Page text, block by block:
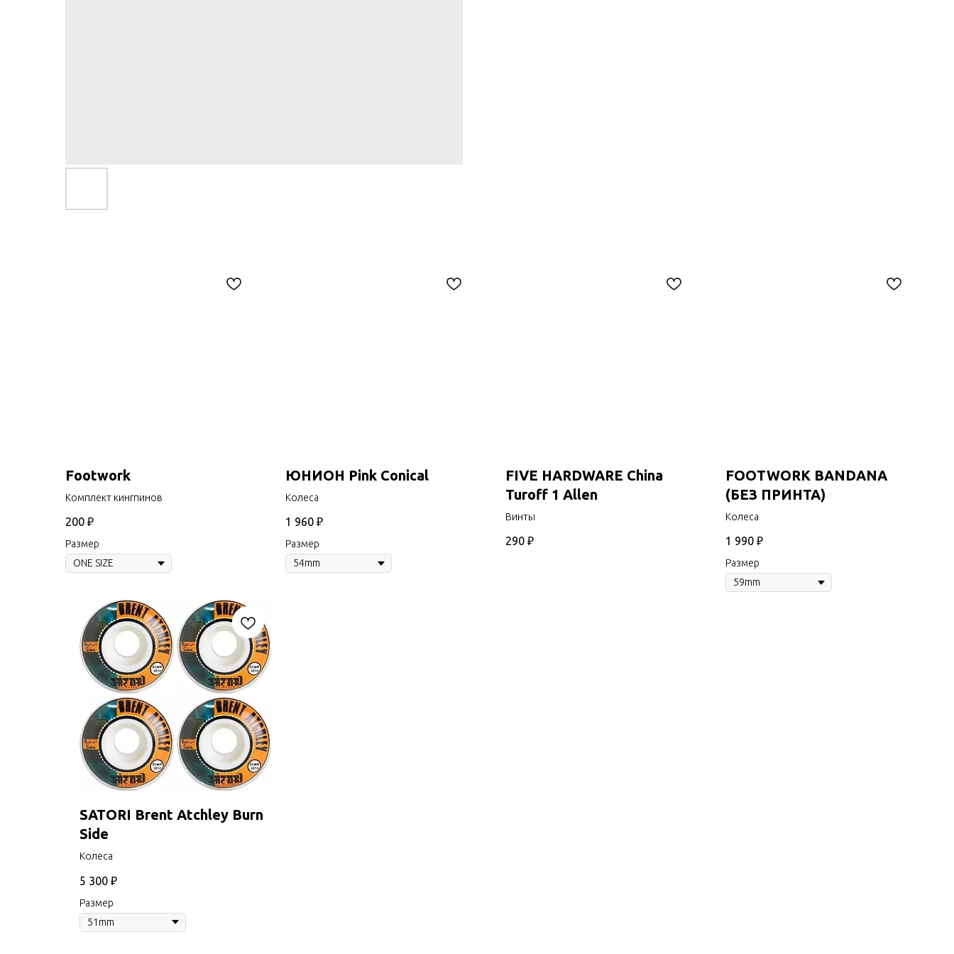
Footwork
Комплект кингпинов
200 ₽
Размер
ЮНИОН Pink Conical
Колеса
1 960 ₽
Размер
FIVE HARDWARE China
Turoff 1 Allen
Винты
290 ₽
FOOTWORK BANDANA
(БЕЗ ПРИНТА)
Колеса
1 990 ₽
Размер
SATORI Brent Atchley Burn
Side
Колеса
5 300 ₽
Размер